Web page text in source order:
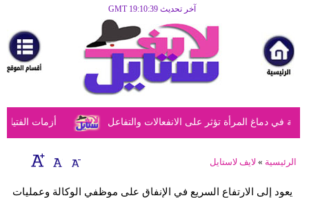
آخر تحديث GMT 19:10:39
مرأة
أزياء
أزياء
إسلامية
ديكور
أزمات دماغ المرأة تؤثر على الانفعالات والتفاعل
الرئيسية » لايف لاستايل
يعود إلى الارتفاع السريع في الإنفاق على موظفي الوكالة وعمليات